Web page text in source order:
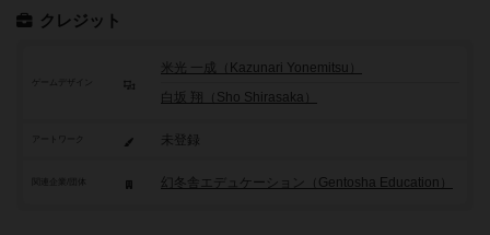
クレジット
ゲームデザイン
米光 一成（Kazunari Yonemitsu）
白坂 翔（Sho Shirasaka）
アートワーク 未登録
幻冬舎エデュケーション（Gentosha Education）